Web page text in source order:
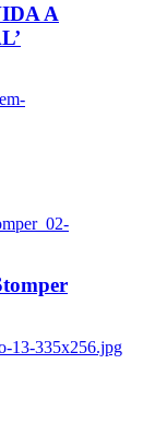
A
13-335x256.jpg